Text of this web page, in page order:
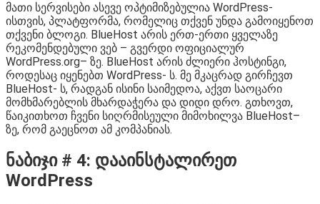
მათი სერვისები ასევე ოპტიმიზებულია WordPress-
ისთვის, პლატფორმა, რომელიც თქვენ უნდა გამოიყენოთ
თქვენი ბლოგი. BlueHost არის ერთ-ერთი ყველაზე
რეკომენდებული ვებ – გვერდი ოფიციალურ
WordPress.org– ზე. BlueHost არის ძლიერი ჰოსტინგი,
როდესაც იყენებთ WordPress- ს. მე მკაცრად გირჩევთ
BlueHost- ს, რადგან ისინი საიმედოა, აქვთ საოცარი
მომხმარებლის მხარდაჭერა და დიდი დრო. გთხოვთ,
წაიკითხოთ ჩვენი სიღრმისეული მიმოხილვა BlueHost–
ზე, რომ გაეცნოთ ამ კომპანიას.
ნაბიჯი # 4: დააინსტალირეთ
WordPress